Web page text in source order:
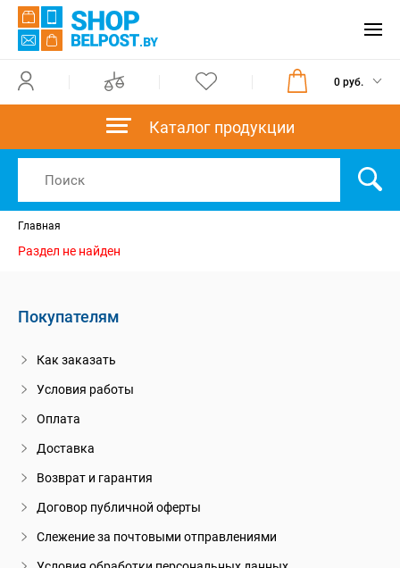
0 руб.
Каталог продукции
Главная
Раздел не найден
Покупателям
Как заказать
Условия работы
Оплата
Доставка
Возврат и гарантия
Договор публичной оферты
Слежение за почтовыми отправлениями